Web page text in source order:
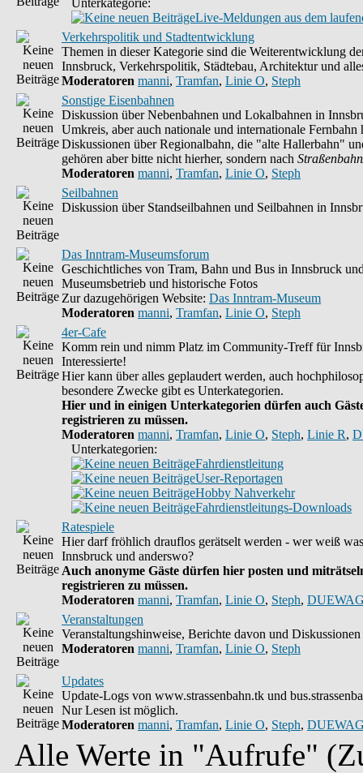
Unterkategorie:
Live-Meldungen aus dem
Verkehrspolitik und Stadtentwicklung
Themen in dieser Kategorie sind die Weiterentwicklung
Innsbruck, Verkehrspolitik, Städtebau, Architektur und
Moderatoren manni, Tramfan, Linie O, Steph
Sonstige Eisenbahnen
Diskussion über Nebenbahnen und Lokalbahnen in
Umkreis, aber auch nationale und internationale Fernbahn
Diskussionen über Regionalbahn, die "alte Hallerbahn"
gehören aber bitte nicht hierher, sondern nach
Moderatoren manni, Tramfan, Linie O, Steph
Seilbahnen
Diskussion über Standseilbahnen und Seilbahnen in
Das Inntram-Museumsforum
Geschichtliches von Tram, Bahn und Bus in Innsbruck
Museumsbetrieb und historische Fotos
Zur dazugehörigen Website: Das Inntram-Museum
Moderatoren manni, Tramfan, Linie O, Steph
4er-Cafe
Komm rein und nimm Platz im Community-Treff für
Interessierte!
Hier kann über alles geplaudert werden, auch
besondere Zwecke gibt es Unterkategorien.
Hier und in einigen Unterkategorien dürfen auch
registrieren zu müssen.
Moderatoren manni, Tramfan, Linie O, Steph, Linie R,
Unterkategorien:
Fahrdienstleitung
User-Reportagen
Hobby Nahverkehr
Fahrdienstleitungs-Downloads
Ratespiele
Hier darf fröhlich drauflos gerätselt werden - wer weiß
Innsbruck und anderswo?
Auch anonyme Gäste dürfen hier posten und
registrieren zu müssen.
Moderatoren manni, Tramfan, Linie O, Steph,
Veranstaltungen
Veranstaltungshinweise, Berichte davon und Diskussionen
Moderatoren manni, Tramfan, Linie O, Steph
Updates
Update-Logs von www.strassenbahn.tk und
Nur Lesen ist möglich.
Moderatoren manni, Tramfan, Linie O, Steph,
Alle Werte in "Aufrufe"